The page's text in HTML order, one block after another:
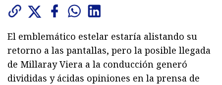
El emblemático estelar estaría alistando su
retorno a las pantallas, pero la posible llegada
de Millaray Viera a la conducción generó
divididas y ácidas opiniones en la prensa de